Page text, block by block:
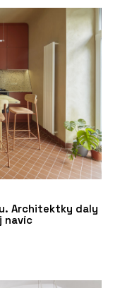
Architektky daly
navíc